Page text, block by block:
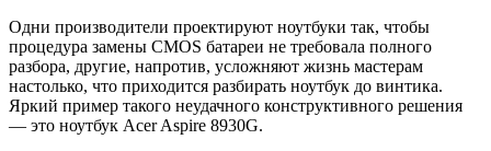
Одни производители проектируют ноутбуки так, чтобы
процедура замены CMOS батареи не требовала полного
разбора, другие, напротив, усложняют жизнь мастерам
настолько, что приходится разбирать ноутбук до винтика.
Яркий пример такого неудачного конструктивного решения
— это ноутбук Acer Aspire 8930G.